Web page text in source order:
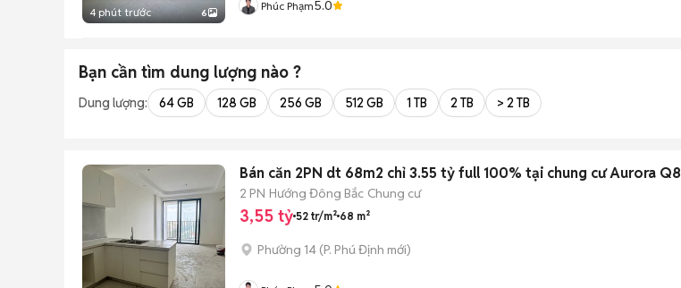
4 phút trước 6 Phúc Phạm5.0
Bạn cần tìm dung lượng nào ?
Dung lượng: 64 GB 128 GB 256 GB 512 GB 1 TB 2 TB > 2 TB
Bán căn 2PN dt 68m2 chỉ 3.55 tỷ full 100% tại chung cư Aurora Q8
2 PN Hướng Đông Bắc Chung cư
3,55 tỷ 52 tr/m² 68 m²
Phường 14 (P. Phú Định mới)